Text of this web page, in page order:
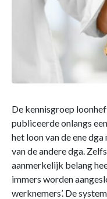
De kennisgroep
publiceerde onlangs
het loon van de ene
van de andere dga.
aanmerkelijk belang
immers worden
werknemers’. De